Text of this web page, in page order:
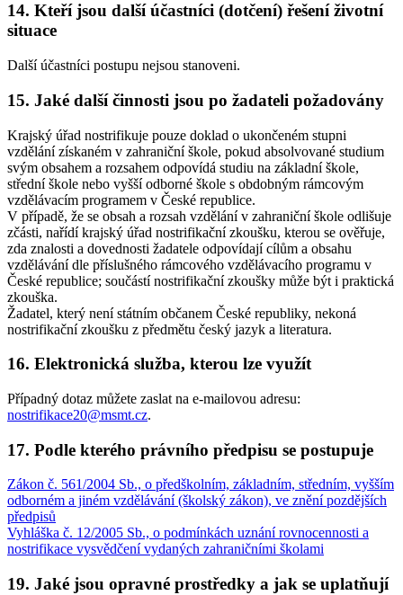
14. Kteří jsou další účastníci (dotčení) řešení životní
situace
Další účastníci postupu nejsou stanoveni.
15. Jaké další činnosti jsou po žadateli požadovány
Krajský úřad nostrifikuje pouze doklad o ukončeném stupni
vzdělání získaném v zahraniční škole, pokud absolvované studium
svým obsahem a rozsahem odpovídá studiu na základní škole,
střední škole nebo vyšší odborné škole s obdobným rámcovým
vzdělávacím programem v České republice.
V případě, že se obsah a rozsah vzdělání v zahraniční škole odlišuje
zčásti, nařídí krajský úřad nostrifikační zkoušku, kterou se ověřuje,
zda znalosti a dovednosti žadatele odpovídají cílům a obsahu
vzdělávání dle příslušného rámcového vzdělávacího programu v
České republice; součástí nostrifikační zkoušky může být i praktická
zkouška.
Žadatel, který není státním občanem České republiky, nekoná
nostrifikační zkoušku z předmětu český jazyk a literatura.
16. Elektronická služba, kterou lze využít
Případný dotaz můžete zaslat na e-mailovou adresu:
nostrifikace20@msmt.cz.
17. Podle kterého právního předpisu se postupuje
Zákon č. 561/2004 Sb., o předškolním, základním, středním, vyšším
odborném a jiném vzdělávání (školský zákon), ve znění pozdějších
předpisů
Vyhláška č. 12/2005 Sb., o podmínkách uznání rovnocennosti a
nostrifikace vysvědčení vydaných zahraničními školami
19. Jaké jsou opravné prostředky a jak se uplatňují